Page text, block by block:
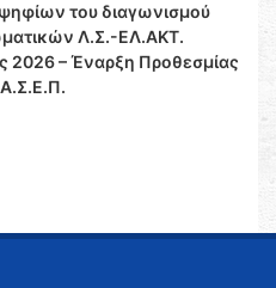
του διαγωνισμού
Λ.Σ.-ΕΛ.ΑΚΤ.
2026 – Έναρξη Προθεσμίας